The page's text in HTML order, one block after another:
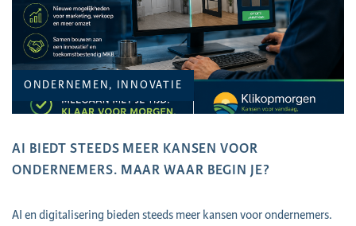
ONDERNEMEN, INNOVATIE
AI BIEDT STEEDS MEER KANSEN VOOR
ONDERNEMERS. MAAR WAAR BEGIN JE?
AI en digitalisering bieden steeds meer kansen voor ondernemers.